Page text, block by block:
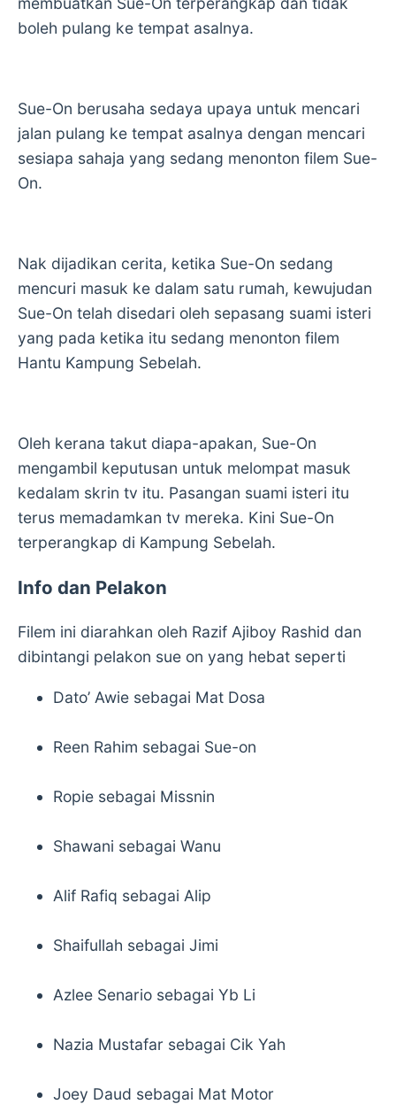
boleh pulang ke tempat asalnya.
Sue-On berusaha sedaya upaya untuk mencari
jalan pulang ke tempat asalnya dengan mencari
sesiapa sahaja yang sedang menonton filem Sue-
On.
Nak dijadikan cerita, ketika Sue-On sedang
mencuri masuk ke dalam satu rumah, kewujudan
Sue-On telah disedari oleh sepasang suami isteri
yang pada ketika itu sedang menonton filem
Hantu Kampung Sebelah.
Oleh kerana takut diapa-apakan, Sue-On
mengambil keputusan untuk melompat masuk
kedalam skrin tv itu. Pasangan suami isteri itu
terus memadamkan tv mereka. Kini Sue-On
terperangkap di Kampung Sebelah.
Info dan Pelakon
Filem ini diarahkan oleh Razif Ajiboy Rashid dan
dibintangi pelakon sue on yang hebat seperti
Dato’ Awie sebagai Mat Dosa
Reen Rahim sebagai Sue-on
Ropie sebagai Missnin
Shawani sebagai Wanu
Alif Rafiq sebagai Alip
Shaifullah sebagai Jimi
Azlee Senario sebagai Yb Li
Nazia Mustafar sebagai Cik Yah
Joey Daud sebagai Mat Motor